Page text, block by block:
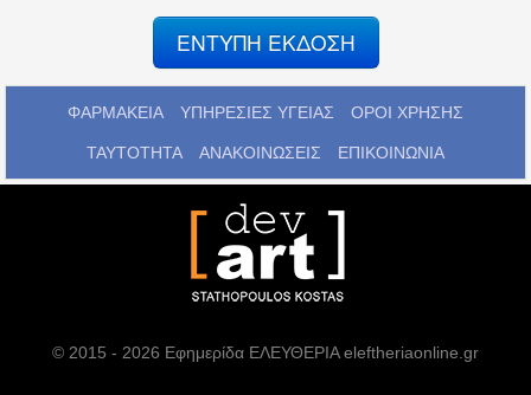
ΕΝΤΥΠΗ ΕΚΔΟΣΗ
ΦΑΡΜΑΚΕΙΑ ΥΠΗΡΕΣΙΕΣ ΥΓΕΙΑΣ ΟΡΟΙ ΧΡΗΣΗΣ
ΤΑΥΤΟΤΗΤΑ ΑΝΑΚΟΙΝΩΣΕΙΣ ΕΠΙΚΟΙΝΩΝΙΑ
© 2015 - 2026 Εφημερίδα ΕΛΕΥΘΕΡΙΑ eleftheriaonline.gr